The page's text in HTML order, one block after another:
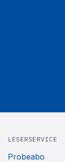
LESERSERVICE
Probeabo